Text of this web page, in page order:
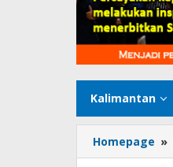
Kalimantan
Homepage »